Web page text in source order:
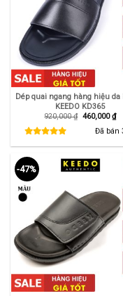
Dép quai ngang hàng hiệu da
KEEDO KD365
920,000₫ Giá
460,000₫Giá
tại
Đã bán
-47%